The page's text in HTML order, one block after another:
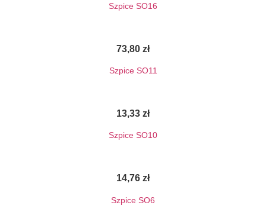
Szpice SO16
73,80 zł
Szpice SO11
13,33 zł
Szpice SO10
14,76 zł
Szpice SO6